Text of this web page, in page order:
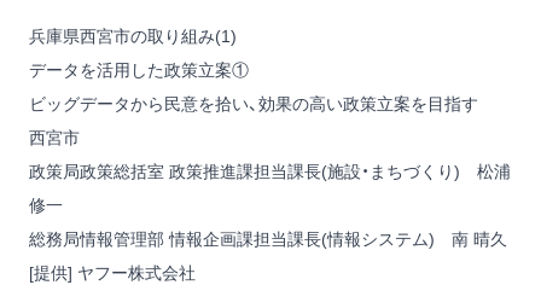
兵庫県西宮市の取り組み(1)
データを活用した政策立案①
ビッグデータから民意を拾い、効果の高い政策立案を目指す
西宮市
政策局政策総括室 政策推進課担当課長(施設・まちづくり) 松浦
修一
総務局情報管理部 情報企画課担当課長(情報システム) 南 晴久
[提供] ヤフー株式会社